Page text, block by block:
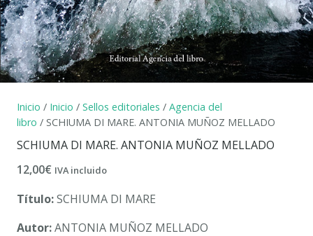
Inicio / Inicio / Sellos editoriales / Agencia del
libro / SCHIUMA DI MARE. ANTONIA MUÑOZ MELLADO
SCHIUMA DI MARE. ANTONIA MUÑOZ MELLADO
12,00€ IVA incluido
Título:SCHIUMA DI MARE
Autor:ANTONIA MUÑOZ MELLADO